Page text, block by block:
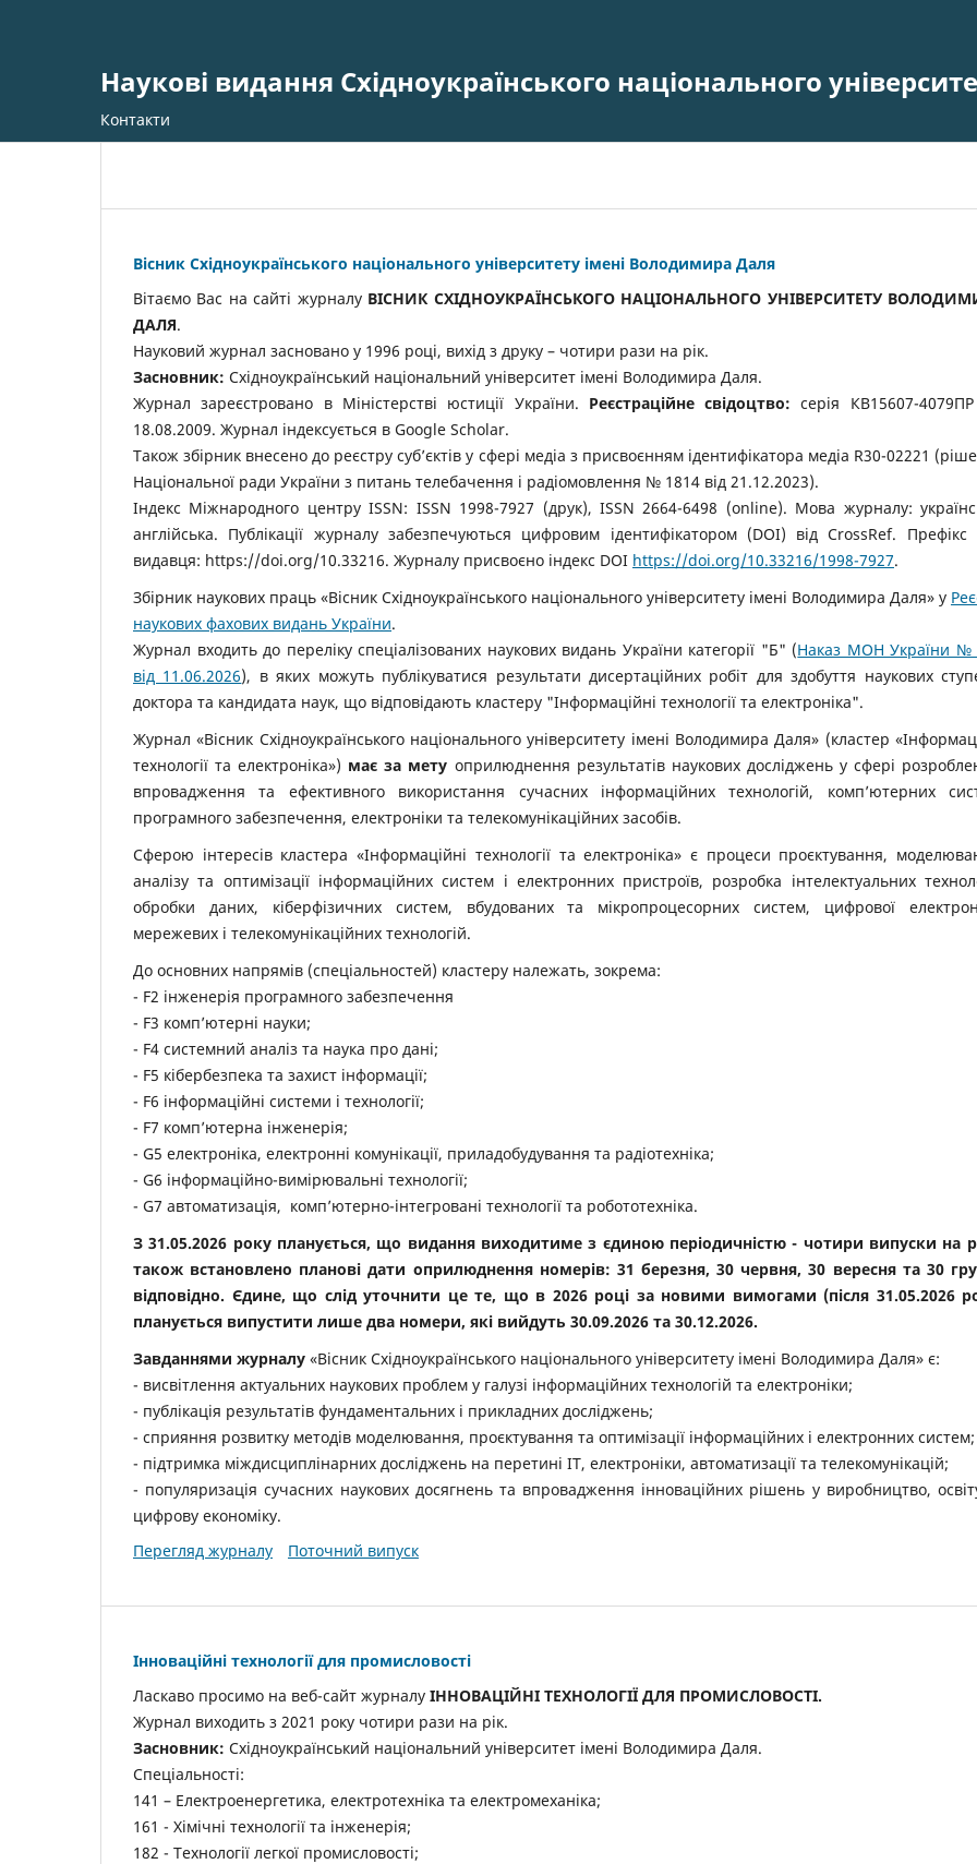
Наукові видання Східноукраїнського національного
Контакти
Вісник Східноукраїнського національного університету імені Володимира Даля
Вітаємо Вас на сайті журналу ВІСНИК СХІДНОУКРАЇНСЬКОГО НАЦІОНАЛЬНОГО УНІВЕРСИТЕТУ
ДАЛЯ.
Науковий журнал засновано у 1996 році, вихід з друку – чотири рази на рік.
Засновник: Східноукраїнський національний університет імені Володимира Даля.
Журнал зареєстровано в Міністерстві юстиції України. Реєстраційне свідоцтво: серія КВ15607-
18.08.2009. Журнал індексується в Google Scholar.
Також збірник внесено до реєстру суб’єктів у сфері медіа з присвоєнням ідентифікатора медіа R30-02221
Національної ради України з питань телебачення і радіомовлення № 1814 від 21.12.2023).
Індекс Міжнародного центру ISSN: ISSN 1998-7927 (друк), ISSN 2664-6498 (online). Мова журналу:
англійська. Публікації журналу забезпечуються цифровим ідентифікатором (DOI) від CrossRef. Префікс
видавця: https://doi.org/10.33216. Журналу присвоєно індекс DOI https://doi.org/10.33216/1998-7927.
Збірник наукових праць «Вісник Східноукраїнського національного університету імені Володимира Даля» у
наукових фахових видань України.
Журнал входить до переліку спеціалізованих наукових видань України категорії "Б" (Наказ МОН України №
від 11.06.2026), в яких можуть публікуватися результати дисертаційних робіт для здобуття наукових
доктора та кандидата наук, що відповідають кластеру "Інформаційні технології та електроніка".
Журнал «Вісник Східноукраїнського національного університету імені Володимира Даля» (кластер
технології та електроніка») має за мету оприлюднення результатів наукових досліджень у сфері
впровадження та ефективного використання сучасних інформаційних технологій, комп’ютерних
програмного забезпечення, електроніки та телекомунікаційних засобів.
Сферою інтересів кластера «Інформаційні технології та електроніка» є процеси проєктування,
аналізу та оптимізації інформаційних систем і електронних пристроїв, розробка інтелектуальних
обробки даних, кіберфізичних систем, вбудованих та мікропроцесорних систем, цифрової
мережевих і телекомунікаційних технологій.
До основних напрямів (спеціальностей) кластеру належать, зокрема:
- F2 інженерія програмного забезпечення
- F3 комп’ютерні науки;
- F4 системний аналіз та наука про дані;
- F5 кібербезпека та захист інформації;
- F6 інформаційні системи і технології;
- F7 комп’ютерна інженерія;
- G5 електроніка, електронні комунікації, приладобудування та радіотехніка;
- G6 інформаційно-вимірювальні технології;
- G7 автоматизація, комп’ютерно-інтегровані технології та робототехніка.
З 31.05.2026 року планується, що видання виходитиме з єдиною періодичністю - чотири випуски на
також встановлено планові дати оприлюднення номерів: 31 березня, 30 червня, 30 вересня та 30
відповідно. Єдине, що слід уточнити це те, що в 2026 році за новими вимогами (після 31.05.2026
планується випустити лише два номери, які вийдуть 30.09.2026 та 30.12.2026.
Завданнями журналу «Вісник Східноукраїнського національного університету імені Володимира Даля» є:
- висвітлення актуальних наукових проблем у галузі інформаційних технологій та електроніки;
- публікація результатів фундаментальних і прикладних досліджень;
- сприяння розвитку методів моделювання, проєктування та оптимізації інформаційних і електронних систем;
- підтримка міждисциплінарних досліджень на перетині ІТ, електроніки, автоматизації та телекомунікацій;
- популяризація сучасних наукових досягнень та впровадження інноваційних рішень у виробництво,
цифрову економіку.
Перегляд журналу
Поточний випуск
Інноваційні технології для промисловості
Ласкаво просимо на веб-сайт журналу ІННОВАЦІЙНІ ТЕХНОЛОГІЇ ДЛЯ ПРОМИСЛОВОСТІ.
Журнал виходить з 2021 року чотири рази на рік.
Засновник: Східноукраїнський національний університет імені Володимира Даля.
Спеціальності:
141 – Електроенергетика, електротехніка та електромеханіка;
161 - Хімічні технології та інженерія;
182 - Технології легкої промисловості;